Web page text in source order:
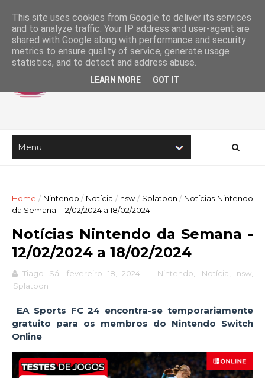
Home / Nintendo / Notícia / nsw / Splatoon / Notícias Nintendo
da Semana - 12/02/2024 a 18/02/2024
Notícias Nintendo da Semana -
12/02/2024 a 18/02/2024
Tiago Sá fevereiro 18, 2024 - Nintendo Notícia nsw
Splatoon
EA Sports FC 24 encontra-se temporariamente
gratuito para os membros do Nintendo Switch
Online
This site uses cookies from Google to deliver its services
and to analyze traffic. Your IP address and user-agent are
shared with Google along with performance and security
metrics to ensure quality of service, generate usage
statistics, and to detect and address abuse.
LEARN MORE GOT IT